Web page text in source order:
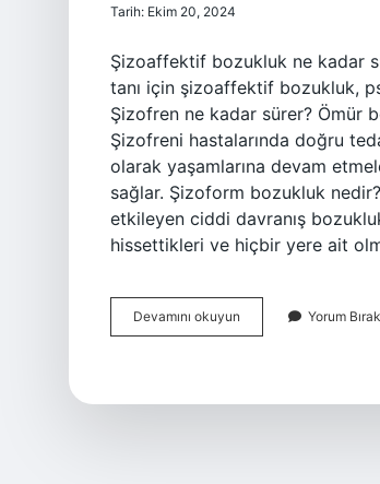
Tarih: Ekim 20, 2024
Şizoaffektif bozukluk ne kadar
tanı için şizoaffektif bozukluk,
Şizofren ne kadar sürer? Ömür
Şizofreni hastalarında doğru
olarak yaşamlarına devam
sağlar. Şizoform bozukluk
etkileyen ciddi davranış
hissettikleri ve hiçbir yere ait
Devamını okuyun Şizofreniform
Bozukluk
Yorum Bırak